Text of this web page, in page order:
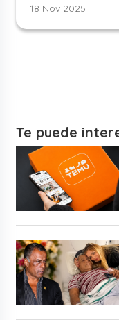
18 Nov 2025
Te puede